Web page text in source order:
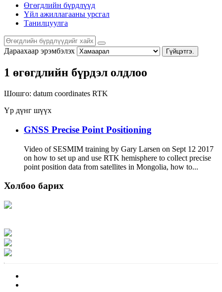
Өгөгдлийн бүрдлүүд
Үйл ажиллагааны урсгал
Танилцуулга
Дараахаар эрэмбэлэх Гүйцэтгэ.
1 өгөгдлийн бүрдэл олдлоо
Шошго: datum coordinates RTK
Үр дүнг шүүх
GNSS Precise Point Positioning
Video of SESMIM training by Gary Larsen on Sept 12 2017
on how to set up and use RTK hemisphere to collect precise
point position data from satellites in Mongolia, how to...
Холбоо барих